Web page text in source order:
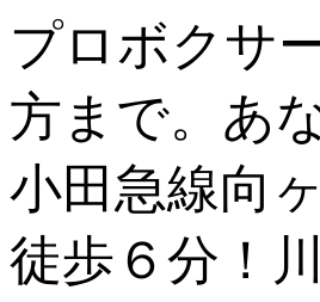
プロボクサ
方まで。あ
小田急線向
徒歩６分！